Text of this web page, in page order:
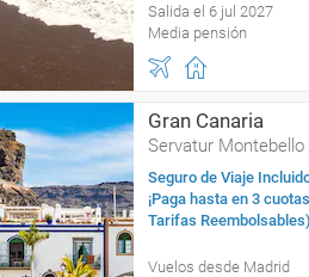
Salida el 6 jul 2027
Media pensión
Gran Canaria
Servatur Montebello
Seguro de Viaje
¡Paga hasta en 3
Tarifas Reembolsables)
Vuelos desde Madrid